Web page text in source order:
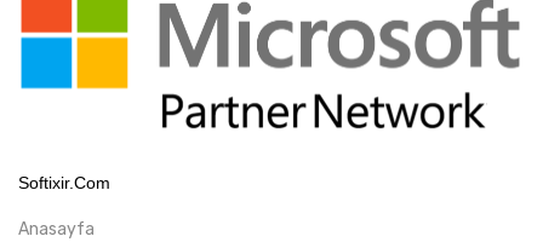
Softixir.com
Anasayfa